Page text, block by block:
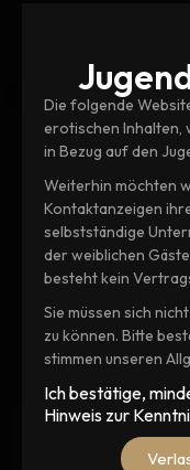
Miya
Die folgende
erotischen Inhalten,
in Bezug auf den
Weiterhin möchten
Kontaktanzeigen
selbstständige
der weiblichen
besteht kein
Sie müssen sich
zu können. Bitte
stimmen unseren
Ich bestätige,
Hinweis zur